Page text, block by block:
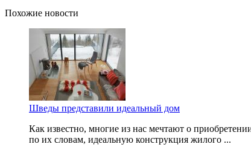
Похожие новости
Шведы представили идеальный дом
Как известно, многие из нас мечтают о
по их словам, идеальную конструкция жилого ...